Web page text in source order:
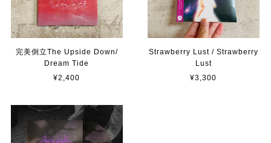
完美倒立The Upside Down/
Dream Tide
¥2,400
Strawberry Lust / Strawberry
Lust
¥3,300